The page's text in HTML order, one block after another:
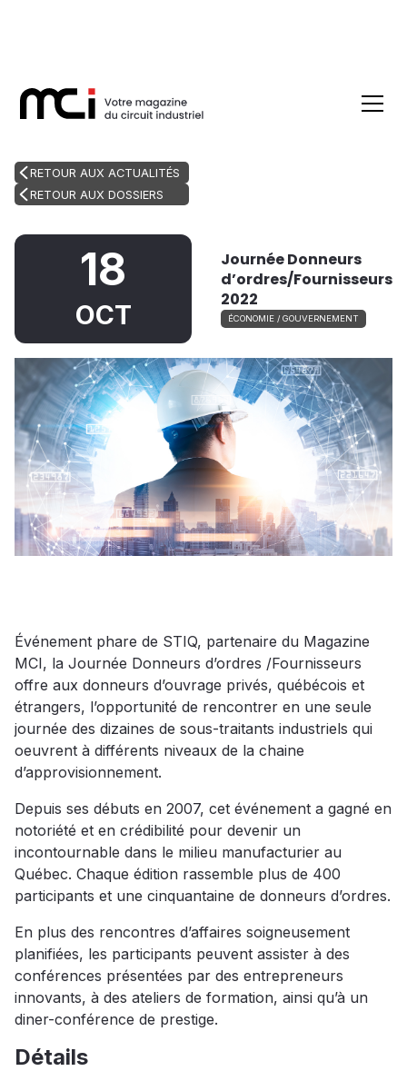
RETOUR AUX ACTUALITÉS
RETOUR AUX DOSSIERS
18
OCT
Journée Donneurs
d’ordres/Fournisseurs
2022
ÉCONOMIE / GOUVERNEMENT
Événement phare de STIQ, partenaire du Magazine
MCI, la Journée Donneurs d’ordres /Fournisseurs
offre aux donneurs d’ouvrage privés, québécois et
étrangers, l’opportunité de rencontrer en une seule
journée des dizaines de sous-traitants industriels qui
oeuvrent à différents niveaux de la chaine
d’approvisionnement.
Depuis ses débuts en 2007, cet événement a gagné en
notoriété et en crédibilité pour devenir un
incontournable dans le milieu manufacturier au
Québec. Chaque édition rassemble plus de 400
participants et une cinquantaine de donneurs d’ordres.
En plus des rencontres d’affaires soigneusement
planifiées, les participants peuvent assister à des
conférences présentées par des entrepreneurs
innovants, à des ateliers de formation, ainsi qu’à un
diner-conférence de prestige.
Détails